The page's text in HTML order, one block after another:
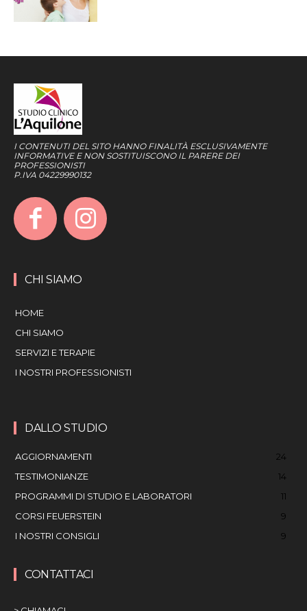
I CONTENUTI DEL SITO HANNO FINALITÀ ESCLUSIVAMENTE
INFORMATIVE E NON SOSTITUISCONO IL PARERE DEI
PROFESSIONISTI
P.IVA 04229990132
CHI SIAMO
HOME
CHI SIAMO
SERVIZI E TERAPIE
I NOSTRI PROFESSIONISTI
DALLO STUDIO
AGGIORNAMENTI
24
TESTIMONIANZE
14
PROGRAMMI DI STUDIO E LABORATORI
11
CORSI FEUERSTEIN
9
I NOSTRI CONSIGLI
9
CONTATTACI